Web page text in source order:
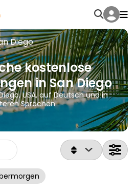
Diego
kostenlose
in San Diego
USA, auf Deutsch und in
Sprachen